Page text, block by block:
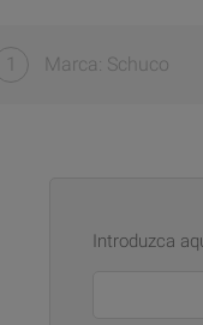
1 Marca: Schuco
Introduzca